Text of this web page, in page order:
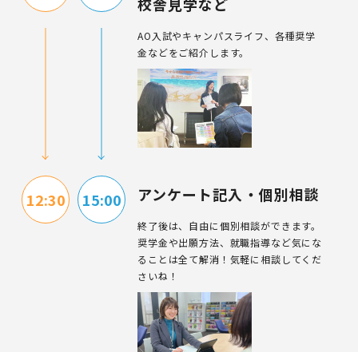
AO入試やキャンパスライフ、各種奨学
金などをご紹介します。
12:30 15:00 アンケート記入・個別相談
終了後は、自由に個別相談ができます。
奨学金や出願方法、就職指導など気にな
ることは全て解消！ 気軽に相談してくだ
さいね！